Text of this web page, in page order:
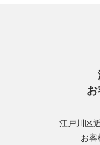
お
江戸川区
お客